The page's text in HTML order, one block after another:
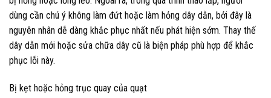
dùng cần chú ý không làm đứt hoặc làm hỏng dây dẫn, bởi đây là
nguyên nhân dễ dàng khắc phục nhất nếu phát hiện sớm. Thay thế
dây dẫn mới hoặc sửa chữa dây cũ là biện pháp phù hợp để khắc
phục lỗi này.
Bị kẹt hoặc hỏng trục quay của quạt